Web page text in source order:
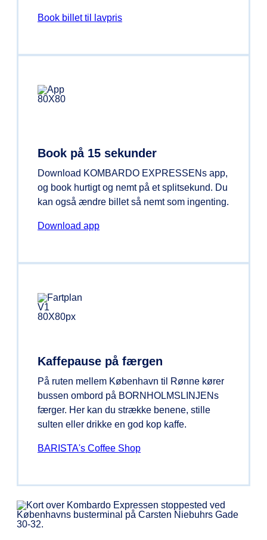
Book billet til lavpris
Book på 15 sekunder
Download KOMBARDO EXPRESSENs app,
og book hurtigt og nemt på et splitsekund. Du
kan også ændre billet så nemt som ingenting.
Download app
Kaffepause på færgen
På ruten mellem København til Rønne kører
bussen ombord på BORNHOLMSLINJENs
færger. Her kan du strække benene, stille
sulten eller drikke en god kop kaffe.
BARISTA's Coffee Shop